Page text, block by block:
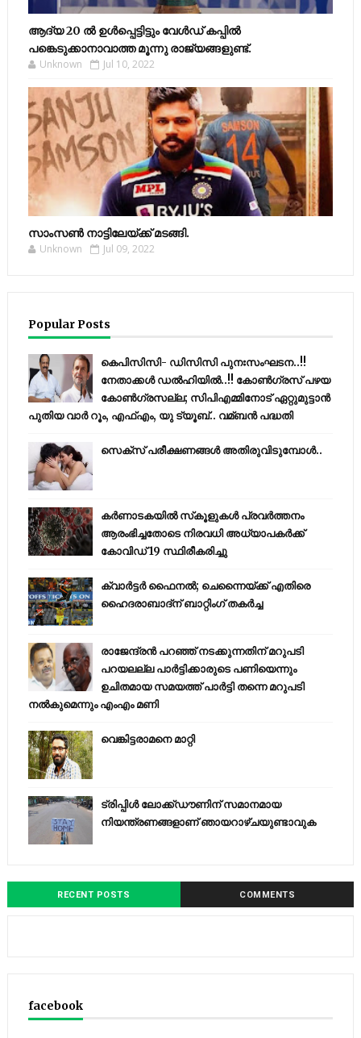
ആദ്യ 20 ല്‍ ഉള്‍പ്പെട്ടിട്ടും വേള്‍ഡ് കപ്പില്‍
പങ്കെടുക്കാനാവാത്ത മൂന്നു രാജ്യങ്ങളുണ്ട്.
Unknown Jul 10, 2022
സാംസണ്‍ നാട്ടിലേയ്‌ക്ക് മടങ്ങി.
Unknown Jul 09, 2022
Popular Posts
കെപിസിസി- ഡിസിസി പുനഃസംഘടന..!!
നേതാക്കൾ ഡൽഹിയിൽ..!! കോണ്‍ഗ്രസ് പഴയ
കോണ്‍ഗ്രസല്ല; സിപിഎമ്മിനോട് ഏറ്റുമുട്ടാന്‍
പുതിയ വാര്‍ റൂം, എഫ്‌എം, യു ട്യൂബ്.. വമ്ബന്‍ പദ്ധതി
സെക്സ് പരീക്ഷണങ്ങൾ അതിരുവിടുമ്പോൾ..
കര്‍ണാടകയില്‍ സ്‌കൂളുകള്‍ പ്രവര്‍ത്തനം
ആരംഭിച്ചതോടെ നിരവധി അധ്യാപകര്‍ക്ക്
കോവിഡ് 19 സ്ഥിരീകരിച്ചു
ക്വാർട്ടർ ഫൈനൽ; ചെന്നൈയ്ക്ക് എതിരെ
ഹൈദരാബാദ്ന് ബാറ്റിംഗ് തകർച്ച
രാജേന്ദ്രന്‍ പറഞ്ഞ് നടക്കുന്നതിന് മറുപടി
പറയലല്ല പാര്‍ട്ടിക്കാരുടെ പണിയെന്നും
ഉചിതമായ സമയത്ത് പാര്‍ട്ടി തന്നെ മറുപടി
നല്‍കുമെന്നും എംഎം മണി
വെങ്കിട്ടരാമനെ മാറ്റി
ട്രിപ്പിള്‍ ലോക്ക്ഡൗണിന് സമാനമായ
നിയന്ത്രണങ്ങളാണ് ഞായറാഴ്ചയുണ്ടാവുക
RECENT POSTS COMMENTS
facebook